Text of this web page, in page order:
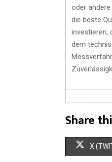
oder
die beste
investieren,
dem
Share
S
X